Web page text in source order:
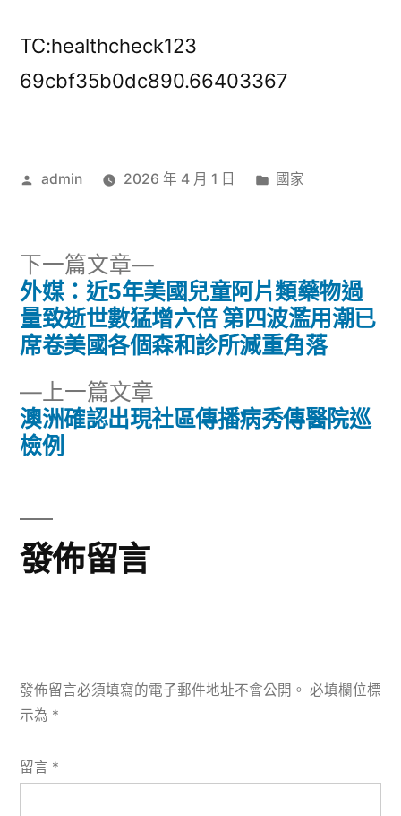
TC:healthcheck123
69cbf35b0dc890.66403367
作
admin 2026 年 4 月 1 日
分
國家
文
章
導
覽
上一篇文章
一
澳洲確認出現社區傳播病秀傳醫院巡
檢例
下一篇文章
下
一
篇
文
外媒：近5年美國兒童阿片類藥物過
量致逝世數猛增六倍 第四波濫用潮已
席卷美國各個森和診所減重角落
發佈留言
發佈留言必須填寫的電子郵件地址不會公開。 必填欄位標
示為 *
留言 *